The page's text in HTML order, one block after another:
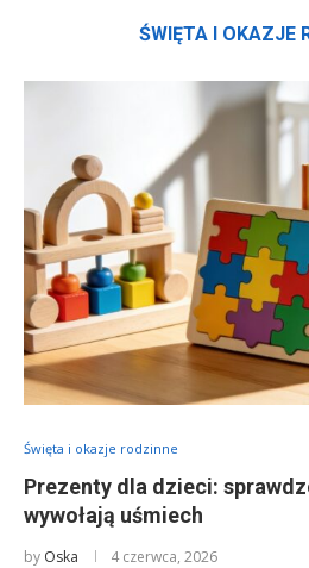
ŚWIĘTA I OKAZJE
Święta i okazje rodzinne
Prezenty dla dzieci:
wywołają uśmiech
by Oska 4 czerwca, 2026